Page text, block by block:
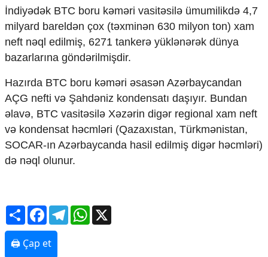
İndiyədək BTC boru kəməri vasitəsilə ümumilikdə 4,7
milyard bareldən çox (təxminən 630 milyon ton) xam
neft nəql edilmiş, 6271 tankerə yüklənərək dünya
bazarlarına göndərilmişdir.
Hazırda BTC boru kəməri əsasən Azərbaycandan
AÇG nefti və Şahdəniz kondensatı daşıyır. Bundan
əlavə, BTC vasitəsilə Xəzərin digər regional xam neft
və kondensat həcmləri (Qazaxıstan, Türkmənistan,
SOCAR-ın Azərbaycanda hasil edilmiş digər həcmləri)
də nəql olunur.
ShareFacebookTelegramWhatsApp
🖨 Çap et